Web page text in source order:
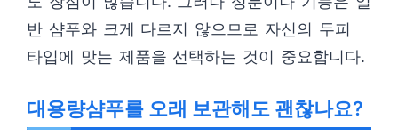
반 샴푸와 크게 다르지 않으므로 자신의 두피
타입에 맞는 제품을 선택하는 것이 중요합니다.
대용량샴푸를 오래 보관해도 괜찮나요?